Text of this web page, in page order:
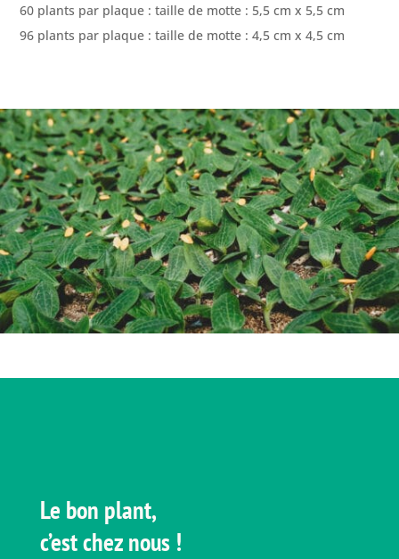
60 plants par plaque : taille de motte : 5,5 cm x 5,5 cm
96 plants par plaque : taille de motte : 4,5 cm x 4,5 cm
Le bon plant,
c’est chez nous !